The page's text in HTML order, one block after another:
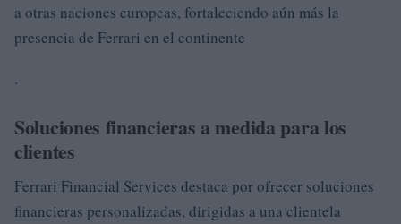
a otras naciones europeas, fortaleciendo aún más la
presencia de Ferrari en el continente
.
Soluciones financieras a medida para los
clientes
Ferrari Financial Services destaca por ofrecer soluciones
financieras personalizadas, dirigidas a una clientela